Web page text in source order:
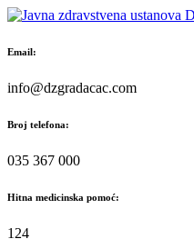
Skip
content
Email:
info@dzgradacac.com
Broj telefona:
035 367 000
Hitna medicinska pomoć:
124